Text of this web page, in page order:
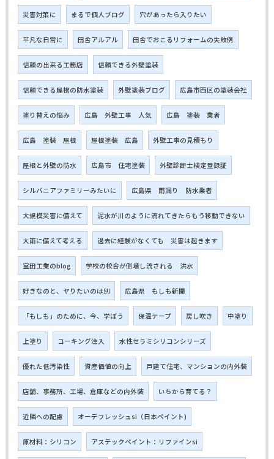
災害対策に まるで個人ブログ 穴があったら入りたい
平凡な日常に 田舎アルアル 田舎でおこるリフォームの失敗例
信頼の出来る工務店 信頼できる外壁塗装
信頼できる屋根の防水塗装 外壁塗装ブログ 広島市西区の塗装会社
塗り替えの悩み 広島 外壁工事 人気 広島 塗装 業者
広島 塗装 屋根 屋根塗装 広島 外壁工事の見積もり
屋根と外壁の防水 広島市 住宅塗装 外壁診断士検定登録証
シルバニアファミリーみたいに 広島県 雨漏り 防水業者
大規模災害に備えて 泥水が川のように流れてきたらもう移動できない
大雨に備えて考える 過去に経験がなくても 災害は起きます
室田工業のblog 学校の校舎が倒壊し流される 洪水
好きなのと、ヤりたいのは別 広島県 もしも新聞
「もしも」のために、今、学ぼう 保温テープ 戻し吹き 中塗り
上塗り コーキング注入 水性セラミシリコンシリーズ
優れた低汚染性 資産価値の向上 戸建て住宅、マンションの内外装
店舗、事務所、工場、倉庫などの内外装 いちから育てる？
近隣への配慮 オーデフレッシュsi（日本ペイント)
原材料：シリコン アステックペイント：リファインsi